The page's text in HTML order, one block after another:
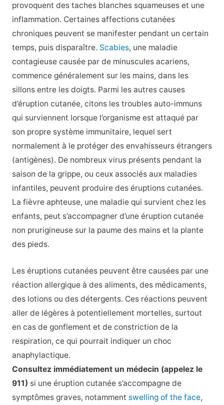
provoquent des taches blanches squameuses et une
inflammation. Certaines affections cutanées
chroniques peuvent se manifester pendant un certain
temps, puis disparaître. Scabies, une maladie
contagieuse causée par de minuscules acariens,
commence généralement sur les mains, dans les
sillons entre les doigts. Parmi les autres causes
d’éruption cutanée, citons les troubles auto-immuns
qui surviennent lorsque l’organisme est attaqué par
son propre système immunitaire, lequel sert
normalement à le protéger des envahisseurs étrangers
(antigènes). De nombreux virus présents pendant la
saison de la grippe, ou ceux associés aux maladies
infantiles, peuvent produire des éruptions cutanées.
La fièvre aphteuse, une maladie qui survient chez les
enfants, peut s’accompagner d’une éruption cutanée
non prurigineuse sur la paume des mains et la plante
des pieds.
Les éruptions cutanées peuvent être causées par une
réaction allergique à des aliments, des médicaments,
des lotions ou des détergents. Ces réactions peuvent
aller de légères à potentiellement mortelles, surtout
en cas de gonflement et de constriction de la
respiration, ce qui pourrait indiquer un choc
anaphylactique.
Consultez immédiatement un médecin (appelez le
911) si une éruption cutanée s’accompagne de
symptômes graves, notamment swelling of the face,